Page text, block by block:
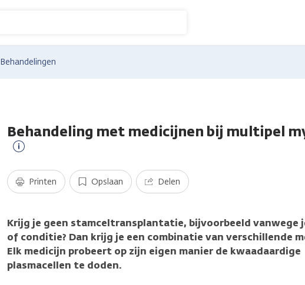
Behandelingen
Behandeling met medicijnen bij multipel
informatie
Printen Opslaan Delen
Krijg je geen stamceltransplantatie, bijvoorbeeld vanwege
of conditie? Dan krijg je een combinatie van verschillende
Elk medicijn probeert op zijn eigen manier de kwaadaardige
plasmacellen te doden.